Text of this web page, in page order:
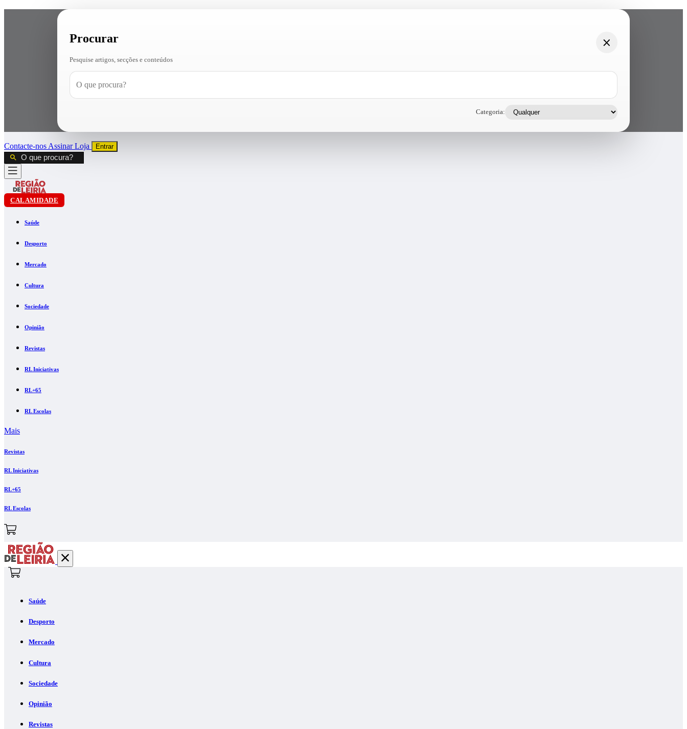
Procurar
Pesquise artigos, secções e conteúdos
Categoria:
Contacte-nos AssinarLoja Entrar
CALAMIDADE
Saúde
Desporto
Mercado
Cultura
Sociedade
Opinião
Revistas
RL Iniciativas
RL+65
RL Escolas
Mais
Revistas
RL Iniciativas
RL+65
RL Escolas
Saúde
Desporto
Mercado
Cultura
Sociedade
Opinião
Revistas